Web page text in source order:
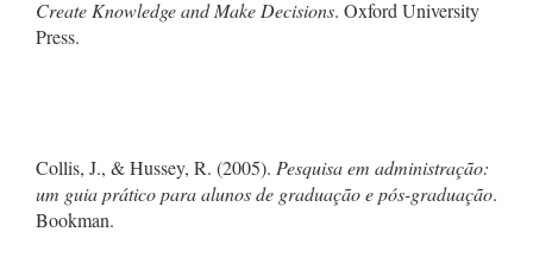
Create Knowledge and Make Decisions. Oxford University
Press.
Collis, J., & Hussey, R. (2005). Pesquisa em administração:
um guia prático para alunos de graduação e pós-graduação.
Bookman.